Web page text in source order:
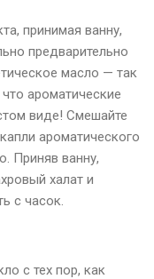
принимая ванну,
предварительно
масло — так
ароматические
виде! Смешайте
ароматического
Приняв ванну,
халат и
с часок.
с тех пор, как